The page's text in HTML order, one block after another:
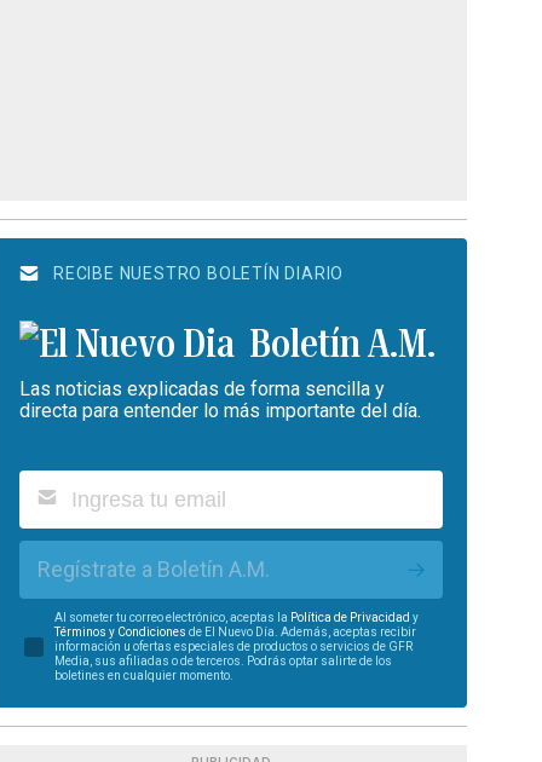
RECIBE NUESTRO BOLETÍN DIARIO
Boletín A.M.
Las noticias explicadas de forma sencilla y
directa para entender lo más importante del día.
Regístrate a Boletín A.M.
Al someter tu correo electrónico, aceptas la Política de Privacidad y
Términos y Condiciones de El Nuevo Día. Además, aceptas recibir
información u ofertas especiales de productos o servicios de GFR
Media, sus afiliadas o de terceros. Podrás optar salirte de los
boletines en cualquier momento.